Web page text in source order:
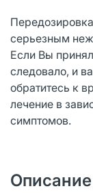
серьезным
Если Вы
следовало, и
обратитесь к
лечение в
симптомов.
Описание